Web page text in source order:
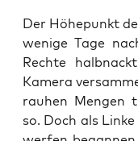
Der Höhe­punkt
weni­ge Tage
Rech­te
Kame­ra
rau­hen Men­gen
so. Doch als